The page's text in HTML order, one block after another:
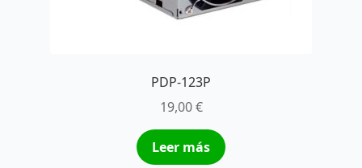
PDP-123P
19,00€
Leer más